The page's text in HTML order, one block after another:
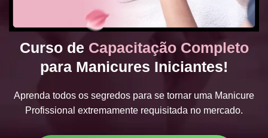
Curso de Capacitação Completo
para Manicures Iniciantes!
Aprenda todos os segredos para se tornar uma Manicure
Profissional extremamente requisitada no mercado.